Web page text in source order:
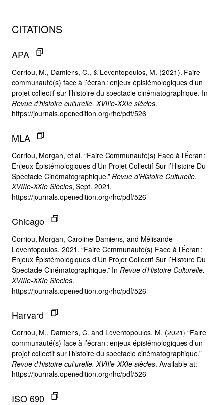
CITATIONS
APA
Corriou, M., Damiens, C., & Leventopoulos, M. (2021). Faire
communauté(s) face à l’écran : enjeux épistémologiques d’un
projet collectif sur l’histoire du spectacle cinématographique. In
Revue d'histoire culturelle. XVIIIe-XXIe siècles.
https://journals.openedition.org/rhc/pdf/526
MLA
Corriou, Morgan, et al. “Faire Communauté(s) Face à l’Écran :
Enjeux Épistémologiques d’Un Projet Collectif Sur l’Histoire Du
Spectacle Cinématographique.” Revue d'Histoire Culturelle.
XVIIIe-XXIe Siècles, Sept. 2021,
https://journals.openedition.org/rhc/pdf/526.
Chicago
Corriou, Morgan, Caroline Damiens, and Mélisande
Leventopoulos. 2021. “Faire Communauté(s) Face à l’Écran :
Enjeux Épistémologiques d’Un Projet Collectif Sur l’Histoire Du
Spectacle Cinématographique.” In Revue d'Histoire Culturelle.
XVIIIe-XXIe Siècles.
https://journals.openedition.org/rhc/pdf/526.
Harvard
Corriou, M., Damiens, C. and Leventopoulos, M. (2021) “Faire
communauté(s) face à l’écran : enjeux épistémologiques d’un
projet collectif sur l’histoire du spectacle cinématographique,”
Revue d'histoire culturelle. XVIIIe-XXIe siècles. Available at:
https://journals.openedition.org/rhc/pdf/526.
ISO 690